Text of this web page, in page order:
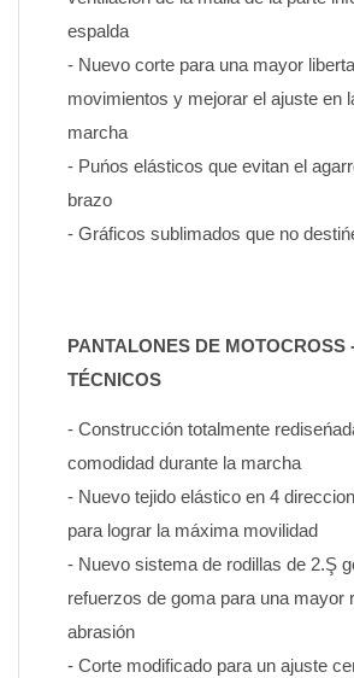
espalda
- Nuevo corte para una mayor
movimientos y mejorar el ajuste en
marcha
- Puńos elásticos que evitan el
brazo
- Gráficos sublimados que no
PANTALONES DE MOTOCROSS
TÉCNICOS
- Construcción totalmente
comodidad durante la marcha
- Nuevo tejido elástico en 4
para lograr la máxima movilidad
- Nuevo sistema de rodillas de 2.Ş
refuerzos de goma para una mayor
abrasión
- Corte modificado para un ajuste